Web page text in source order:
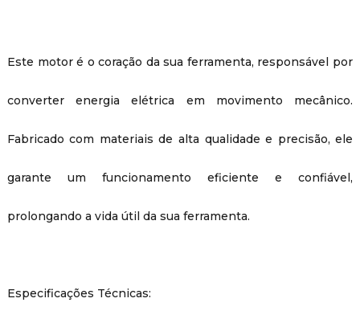
Este motor é o coração da sua ferramenta, responsável por
converter energia elétrica em movimento mecânico.
Fabricado com materiais de alta qualidade e precisão, ele
garante um funcionamento eficiente e confiável,
prolongando a vida útil da sua ferramenta.
Especificações Técnicas: